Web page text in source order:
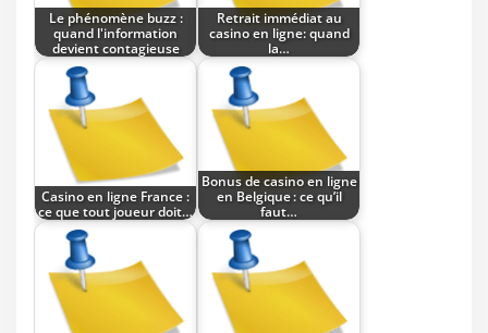
Le phénomène buzz :
quand l'information
devient contagieuse
Retrait immédiat au
casino en ligne: quand
la…
Casino en ligne France :
ce que tout joueur doit…
Bonus de casino en ligne
en Belgique : ce qu’il
faut…